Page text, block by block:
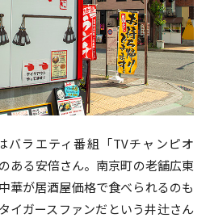
バラエティ番組「TVチャンピオ
ある安倍さん。南京町の老舗広東
華が居酒屋価格で食べられるのも
イガースファンだという井辻さん